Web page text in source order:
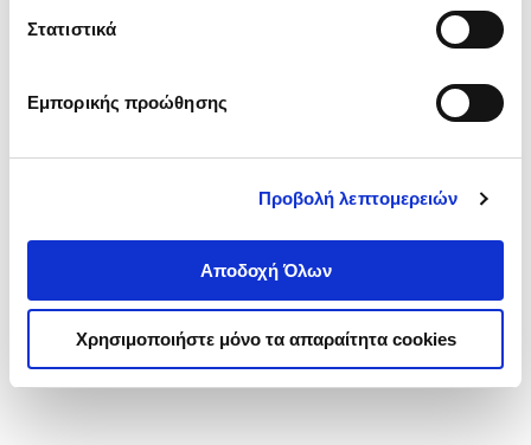
Στατιστικά
Εμπορικής προώθησης
Προβολή λεπτομερειών
Αποδοχή Όλων
Χρησιμοποιήστε μόνο τα απαραίτητα cookies